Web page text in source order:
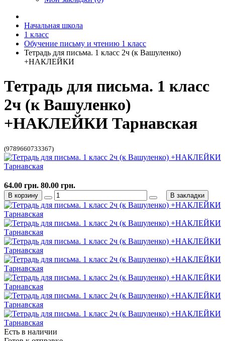
Начальная школа
1 класс
Обучение письму и чтению 1 класс
Тетрадь для письма. 1 класс 2ч (к Вашуленко)
+НАКЛЕЙКИ
Тетрадь для письма. 1 класс
2ч (к Вашуленко)
+НАКЛЕЙКИ Тарнавская
(9789660733367)
Есть в наличии
64.00 грн. 80.00 грн.
В корзину В закладки